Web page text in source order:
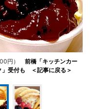
円） 前橋「キッチンカー
」受付も ＜記事に戻る＞